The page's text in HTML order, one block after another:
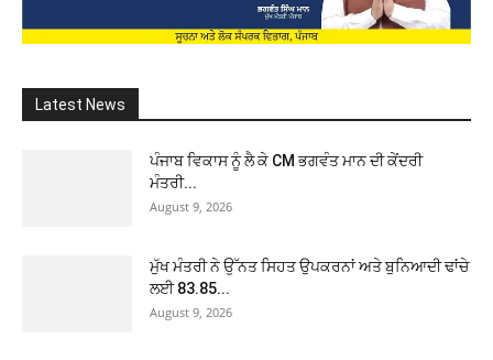
Latest News
ਪੰਜਾਬ ਵਿਕਾਸ ਨੂੰ ਲੈ ਕੇ CM ਭਗਵੰਤ ਮਾਨ ਦੀ ਕੇਂਦਰੀ
ਮੰਤਰੀ...
August 9, 2026
ਮੁੱਖ ਮੰਤਰੀ ਨੇ ਉੱਨਤ ਸਿਹਤ ਉਪਕਰਨਾਂ ਅਤੇ ਬੁਨਿਆਦੀ ਢਾਂਚੇ
ਲਈ 83.85...
August 9, 2026